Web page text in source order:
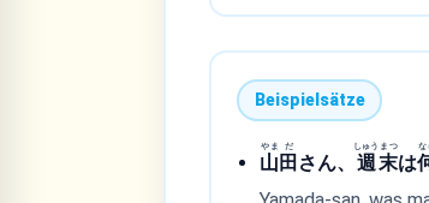
Beispielsätze
山
やま
田
だ
さん、 週
しゅう
末
まつ
は
な